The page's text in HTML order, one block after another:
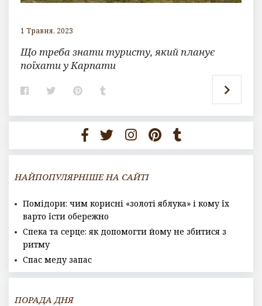
1 Травня, 2023
Що треба знати туристу, який планує
поїхати у Карпати
F
e
o
k
T
t
r
P
t
e
r
e
s
b
l
r
НАЙПОПУЛЯРНІШЕ НА САЙТІ
Помідори: чим корисні «золоті яблука» і кому їх
варто їсти обережно
Спека та серце: як допомогти йому не збитися з
ритму
Спас меду запас
ПОРАДА ДНЯ